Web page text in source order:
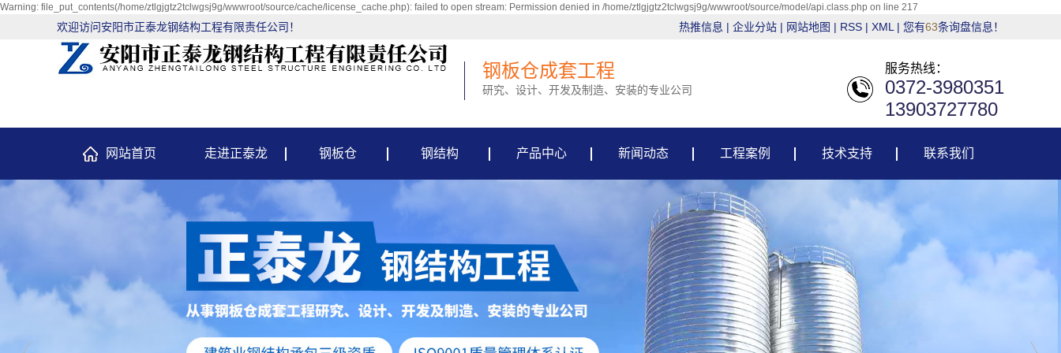
Warning: file_put_contents(/home/ztlgjgtz2tclwgsj9g/wwwroot/source/cache/license_cache.php): failed to open stream: Permission denied in /home/ztlgjgtz2tclwgsj9g/wwwroot/source/model/api.class.php on line 217
欢迎访问安阳市正泰龙钢结构工程有限责任公司！ 热推信息 | 企业分站 | 网站地图 | RSS | XML | 您有63条询盘信息！
钢板仓成套工程
研究、设计、开发及制造、安装的专业公司
服务热线：
0372-3980351
13903727780
网站首页 走进正泰龙 钢板仓 钢结构 产品中心
广西粮食钢板仓
广西粉煤灰钢板仓
广西骨料钢板仓
广西环保钢板仓
新闻动态
行业资讯
常见问题
工程案例
粮油行业
建材行业
电力行业
环保行业
其它行业
技术支持 联系我们